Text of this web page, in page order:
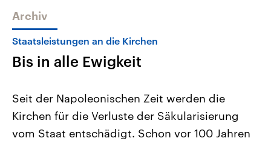
Themen
Archiv
Staatsleistungen an die Kirchen
Bis in alle Ewigkeit
Seit der Napoleonischen Zeit werden die
Kirchen für die Verluste der Säkularisierung
vom Staat entschädigt. Schon vor 100 Jahren